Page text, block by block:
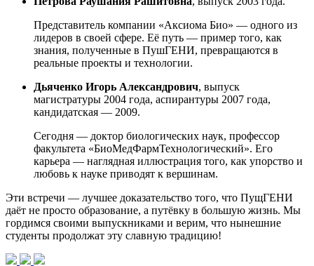
Представитель компании «Аксиома Био» — одного из
лидеров в своей сфере. Её путь — пример того, как
знания, полученные в ПушГЕНИ, превращаются в
реальные проекты и технологии.
Дьяченко Игорь Александрович, выпуск
магистратуры 2004 года, аспирантуры 2007 года,
кандидатская — 2009.
Сегодня — доктор биологических наук, профессор
факультета «БиоМедФармТехнологический». Его
карьера — наглядная иллюстрация того, как упорство и
любовь к науке приводят к вершинам.
Эти встречи — лучшее доказательство того, что ПущГЕНИ
даёт не просто образование, а путёвку в большую жизнь. Мы
гордимся своими выпускниками и верим, что нынешние
студенты продолжат эту славную традицию!